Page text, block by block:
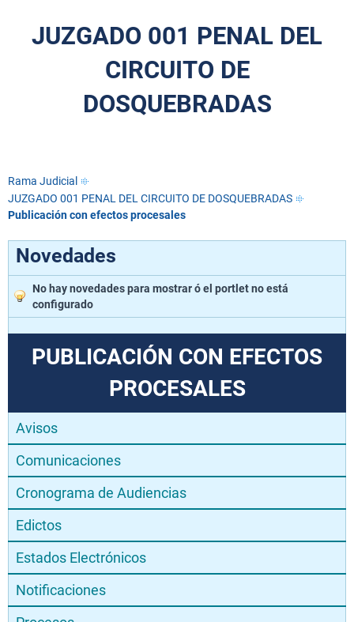
JUZGADO 001 PENAL DEL
CIRCUITO DE
DOSQUEBRADAS
Rama Judicial
JUZGADO 001 PENAL DEL CIRCUITO DE DOSQUEBRADAS
Publicación con efectos procesales
Novedades
No hay novedades para mostrar ó el portlet no está
configurado
PUBLICACIÓN CON EFECTOS
PROCESALES
Avisos
Comunicaciones
Cronograma de Audiencias
Edictos
Estados Electrónicos
Notificaciones